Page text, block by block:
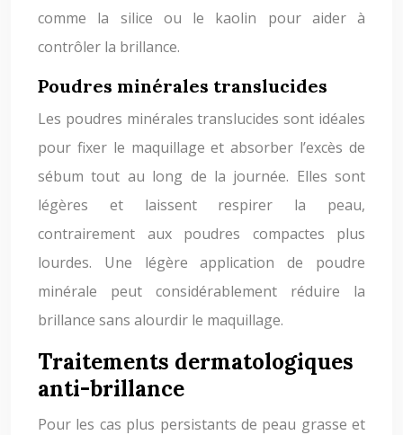
comme la silice ou le kaolin pour aider à
contrôler la brillance.
Poudres minérales translucides
Les poudres minérales translucides sont idéales
pour fixer le maquillage et absorber l’excès de
sébum tout au long de la journée. Elles sont
légères et laissent respirer la peau,
contrairement aux poudres compactes plus
lourdes. Une légère application de poudre
minérale peut considérablement réduire la
brillance sans alourdir le maquillage.
Traitements dermatologiques
anti-brillance
Pour les cas plus persistants de peau grasse et